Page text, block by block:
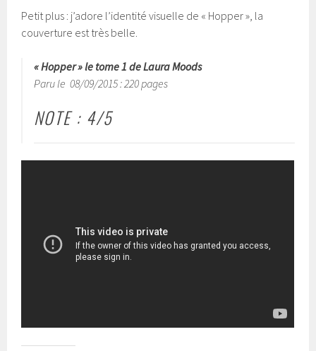
Petit plus : j’adore l’identité visuelle de « Hopper », la
couverture est très belle.
« Hopper » le tome 1 de Laura Moods
Paru le 08/09/2015 : 220 pages
NOTE : 4/5